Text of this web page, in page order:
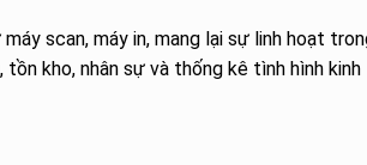
scan, máy in, mang lại sự linh hoạt
kho, nhân sự và thống kê tình hình kinh